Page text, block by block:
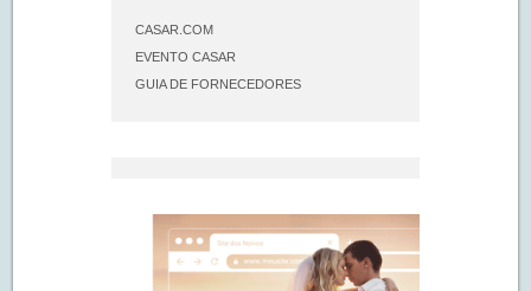
CASAR.COM
EVENTO CASAR
GUIA DE FORNECEDORES